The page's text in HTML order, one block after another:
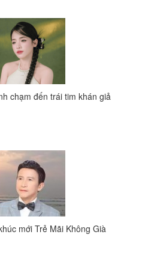
chạm đến trái tim khán giả
mới Trẻ Mãi Không Già